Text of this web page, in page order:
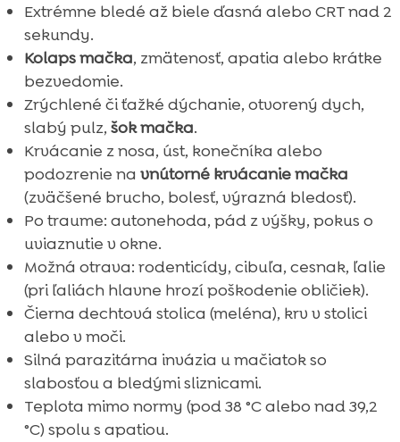
Extrémne bledé až biele ďasná alebo CRT nad 2
sekundy.
Kolaps mačka, zmätenosť, apatia alebo krátke
bezvedomie.
Zrýchlené či ťažké dýchanie, otvorený dych,
slabý pulz, šok mačka.
Krvácanie z nosa, úst, konečníka alebo
podozrenie na vnútorné krvácanie mačka
(zväčšené brucho, bolesť, výrazná bledosť).
Po traume: autonehoda, pád z výšky, pokus o
uviaznutie v okne.
Možná otrava: rodenticídy, cibuľa, cesnak, ľalie
(pri ľaliách hlavne hrozí poškodenie obličiek).
Čierna dechtová stolica (meléna), krv v stolici
alebo v moči.
Silná parazitárna invázia u mačiatok so
slabosťou a bledými sliznicami.
Teplota mimo normy (pod 38 °C alebo nad 39,2
°C) spolu s apatiou.